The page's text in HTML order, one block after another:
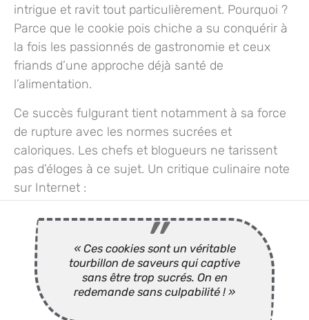
intrigue et ravit tout particulièrement. Pourquoi ?
Parce que le cookie pois chiche a su conquérir à
la fois les passionnés de gastronomie et ceux
friands d’une approche déjà santé de
l’alimentation.
Ce succès fulgurant tient notamment à sa force
de rupture avec les normes sucrées et
caloriques. Les chefs et blogueurs ne tarissent
pas d’éloges à ce sujet. Un critique culinaire note
sur Internet :
« Ces cookies sont un véritable
tourbillon de saveurs qui captive
sans être trop sucrés. On en
redemande sans culpabilité ! »